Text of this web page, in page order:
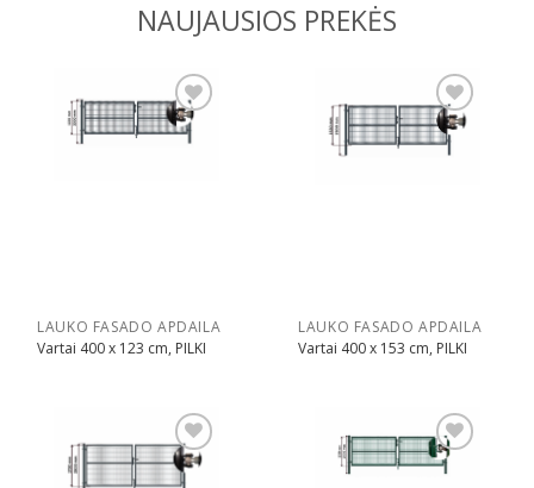
NAUJAUSIOS PREKĖS
Pridėti
LAUKO FASADO APDAILA
Vartai 400 x 123 cm, PILKI
Pridėti
LAUKO FASADO APDAILA
Vartai 400 x 153 cm, PILKI
Pridėti Pridėti